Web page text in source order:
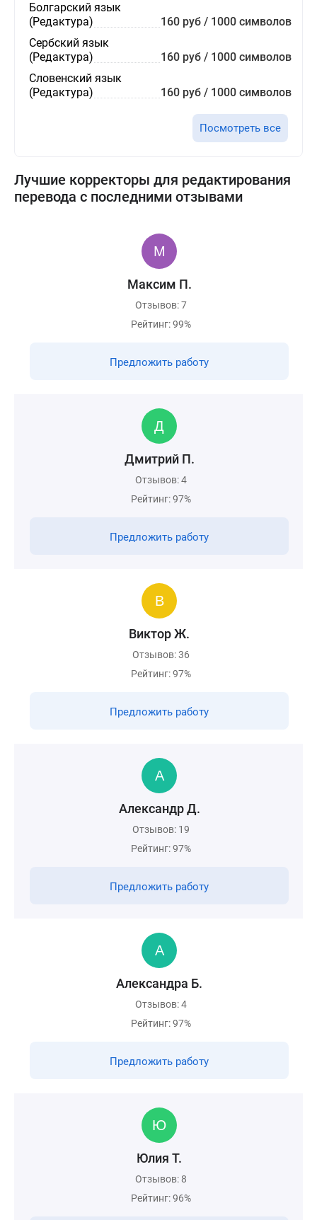
Болгарский язык
(Редактура)
160 руб / 1000 символов
Сербский язык
(Редактура)
160 руб / 1000 символов
Словенский язык
(Редактура)
160 руб / 1000 символов
Посмотреть все
Лучшие корректоры для редактирования
перевода с последними отзывами
Максим П.
Отзывов: 7
Рейтинг: 99%
Предложить работу
Дмитрий П.
Отзывов: 4
Рейтинг: 97%
Предложить работу
Виктор Ж.
Отзывов: 36
Рейтинг: 97%
Предложить работу
Александр Д.
Отзывов: 19
Рейтинг: 97%
Предложить работу
Александра Б.
Отзывов: 4
Рейтинг: 97%
Предложить работу
Юлия Т.
Отзывов: 8
Рейтинг: 96%